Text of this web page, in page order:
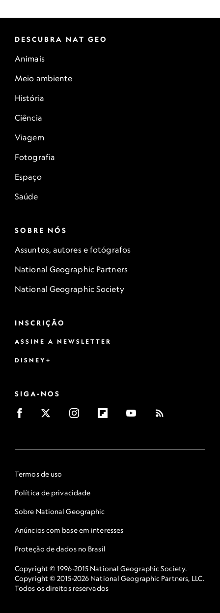
DESCUBRA NAT GEO
Animais
Meio ambiente
História
Ciência
Viagem
Fotografia
Espaço
Saúde
SOBRE NÓS
Assuntos, autores e fotógrafos
National Geographic Partners
National Geographic Society
INSCRIÇÃO
ASSINE A NEWSLETTER
DISNEY+
SIGA-NOS
Termos de uso
Política de privacidade
Sobre National Geographic
Anúncios com base em interesses
Proteção de dados no Brasil
Copyright © 1996-2015 National Geographic Society.
Copyright © 2015-2026 National Geographic Partners, LLC.
Todos os direitos reservados